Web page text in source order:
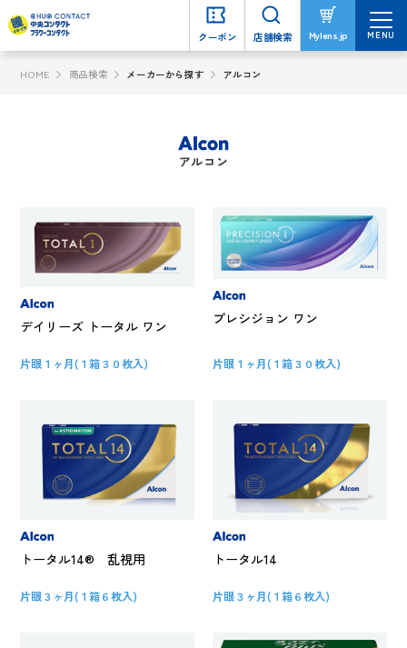
クーポン 店舗検索 Mylens.jp MENU
HOME 商品検索 メーカーから探す アルコン
アルコン
デイリーズ トータル ワン
片眼１ヶ月(１箱３０枚入)
プレシジョン ワン
片眼１ヶ月(１箱３０枚入)
トータル14® 乱視用
片眼３ヶ月(１箱６枚入)
トータル14
片眼３ヶ月(１箱６枚入)
クーポン 店舗検索 Mylens.jp MENU